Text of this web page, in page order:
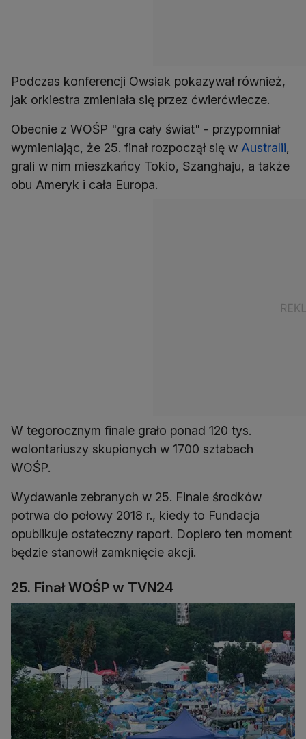
Podczas konferencji Owsiak pokazywał również,
jak orkiestra zmieniała się przez ćwierćwiecze.
Obecnie z WOŚP "gra cały świat" - przypomniał
wymieniając, że 25. finał rozpoczął się w Australii,
grali w nim mieszkańcy Tokio, Szanghaju, a także
obu Ameryk i cała Europa.
W tegorocznym finale grało ponad 120 tys.
wolontariuszy skupionych w 1700 sztabach
WOŚP.
Wydawanie zebranych w 25. Finale środków
potrwa do połowy 2018 r., kiedy to Fundacja
opublikuje ostateczny raport. Dopiero ten moment
będzie stanowił zamknięcie akcji.
25. Finał WOŚP w TVN24